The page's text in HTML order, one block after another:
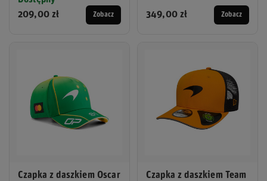
209,00 zł
Zobacz 349,00 zł Zobacz
Czapka z daszkiem Oscar
Czapka z daszkiem Team